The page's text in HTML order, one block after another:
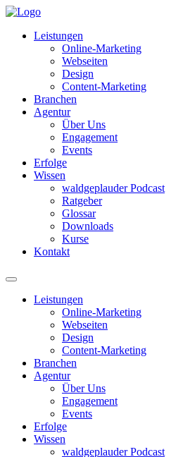
Leistungen
Online-Marketing
Webseiten
Design
Content-Marketing
Branchen
Agentur
Über Uns
Engagement
Events
Erfolge
Wissen
waldgeplauder Podcast
Ratgeber
Glossar
Downloads
Kurse
Kontakt
Leistungen
Online-Marketing
Webseiten
Design
Content-Marketing
Branchen
Agentur
Über Uns
Engagement
Events
Erfolge
Wissen
waldgeplauder Podcast